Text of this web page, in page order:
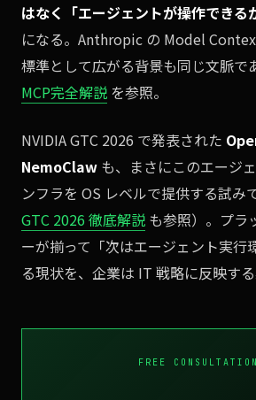
はなく「エージェントが操作できる
になる。Anthropic の Model
標準として広がる背景も同じ文脈で
MCP完全解説 を参照。
NVIDIA GTC 2026 で発表された
NemoClaw も、まさにこのエージ
ンフラを OS レベルで提供する試み
GTC 2026 徹底解説 も参照）。プラ
ーが揃って「次はエージェント実行
る現状を、企業は IT 戦略に反映する
FREE CONSULTATION